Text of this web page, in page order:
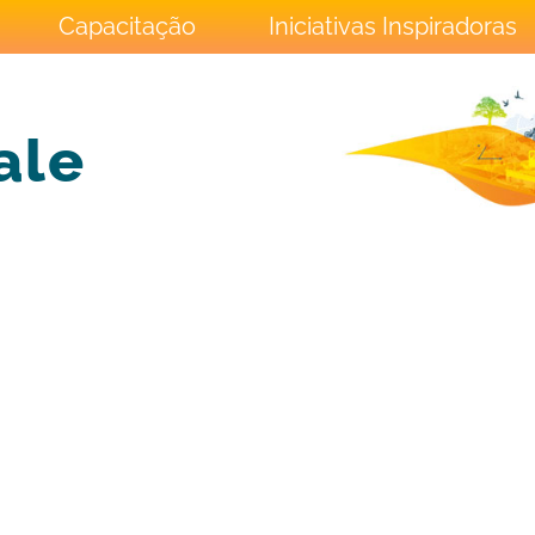
Capacitação Iniciativas Inspiradoras